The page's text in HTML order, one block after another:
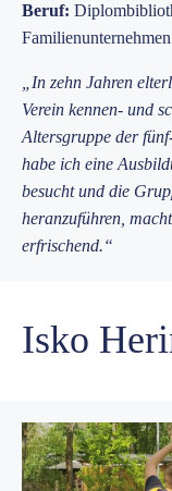
Beruf:
„In zehn Jahren
Verein kennen- und
Altersgruppe der
habe ich eine
besucht und die
heranzuführen,
erfrischend.“
Isko